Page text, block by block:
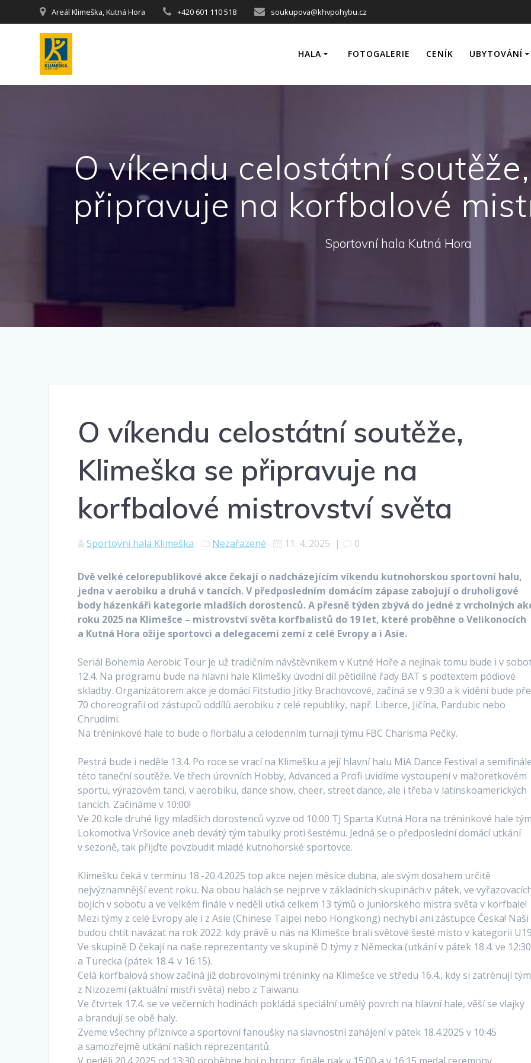
Areál Klimeška, Kutná Hora +420 601 110 518 soukupova@khvpohybu.cz
HALA
Badminton
Squash
Ke stažení
FOTOGALERIE CENÍK UBYTOVÁNÍ
O víkendu celostátní
připravuje na korfbalové
Sportovní hala Kutná Hora
O víkendu celostátní soutěže,
Klimeška se připravuje na
korfbalové mistrovství světa
Sportovní hala Klimeška Nezařazené 11. 4. 2025 | 0
Dvě velké celorepublikové akce čekají o nadcházejícím víkendu kutnohorskou sportovní halu,
jedna v aerobiku a druhá v tancích. V předposledním domácím zápase zabojují o druholigové
body házenkáři kategorie mladších dorostenců. A přesně týden zbývá do jedné z vrcholných
roku 2025 na Klimešce – mistrovství světa korfbalistů do 19 let, které proběhne o Velikonocích
a Kutná Hora ožije sportovci a delegacemi zemí z celé Evropy a i Asie.
Seriál Bohemia Aerobic Tour je už tradičním návštěvníkem v Kutné Hoře a nejinak tomu bude i v
12.4. Na programu bude na hlavní hale Klimešky úvodní díl pětidílné řady BAT s podtextem pódiové
skladby. Organizátorem akce je domácí Fitstudio Jitky Brachovcové, začíná se v 9:30 a k vidění bude
70 choreografií od zástupců oddílů aerobiku z celé republiky, např. Liberce, Jičína, Pardubic nebo
Chrudimi.
Na tréninkové hale to bude o florbalu a celodenním turnaji týmu FBC Charisma Pečky.
Pestrá bude i neděle 13.4. Po roce se vrací na Klimešku a její hlavní halu MiA Dance Festival a semifinále
této taneční soutěže. Ve třech úrovních Hobby, Advanced a Profi uvidíme vystoupení v mažoretkovém
sportu, výrazovém tanci, v aerobiku, dance show, cheer, street dance, ale i třeba v latinskoamerických
tancích. Začínáme v 10:00!
Ve 20.kole druhé ligy mladších dorostenců vyzve od 10:00 TJ Sparta Kutná Hora na tréninkové hale tým
Lokomotiva Vršovice aneb devátý tým tabulky proti šestému. Jedná se o předposlední domácí utkání
v sezoně, tak přijďte povzbudit mladé kutnohorské sportovce.
Klimešku čeká v termínu 18.-20.4.2025 top akce nejen měsíce dubna, ale svým dosahem určitě
nejvýznamnější event roku. Na obou halách se nejprve v základních skupinách v pátek, ve
bojích v sobotu a ve velkém finále v neděli utká celkem 13 týmů o juniorského mistra světa v korfbale!
Mezi týmy z celé Evropy ale i z Asie (Chinese Taipei nebo Hongkong) nechybí ani zástupce Česka! Naši
budou chtít navázat na rok 2022. kdy právě u nás na Klimešce brali světové šesté místo v kategorii
Ve skupině D čekají na naše reprezentanty ve skupině D týmy z Německa (utkání v pátek 18.4. ve
a Turecka (pátek 18.4. v 16:15).
Celá korfbalová show začíná již dobrovolnými tréninky na Klimešce ve středu 16.4., kdy si zatrénují
z Nizozemí (aktuální mistři světa) nebo z Taiwanu.
Ve čtvrtek 17.4. se ve večerních hodinách pokládá speciální umělý povrch na hlavní hale, věší se vlajky
a brandují se obě haly.
Zveme všechny příznivce a sportovní fanoušky na slavnostní zahájení v pátek 18.4.2025 v 10:45
a samozřejmě utkání našich reprezentantů.